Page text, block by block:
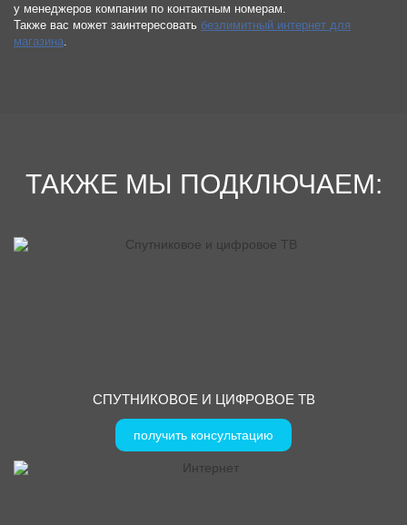
у менеджеров компании по контактным номерам.
Также вас может заинтересовать безлимитный интернет для
магазина
ТАКЖЕ МЫ ПОДКЛЮЧАЕМ:
СПУТНИКОВОЕ И ЦИФРОВОЕ ТВ
получить консультацию